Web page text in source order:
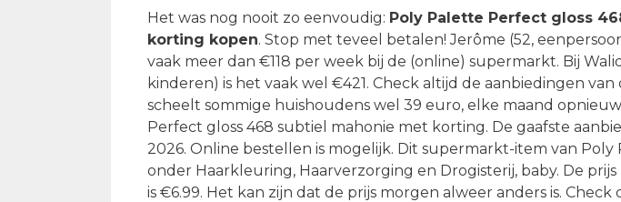
Het was nog nooit zo eenvoudig: Poly Palette Perfect gloss
korting kopen. Stop met teveel betalen! Jerôme (52,
vaak meer dan €118 per week bij de (online) supermarkt. Bij
kinderen) is het vaak wel €421. Check altijd de aanbiedingen
scheelt sommige huishoudens wel 39 euro, elke maand
Perfect gloss 468 subtiel mahonie met korting. De gaafste
2026. Online bestellen is mogelijk. Dit supermarkt-item van
onder Haarkleuring, Haarverzorging en Drogisterij, baby. De prijs
is €6.99. Het kan zijn dat de prijs morgen alweer anders is.